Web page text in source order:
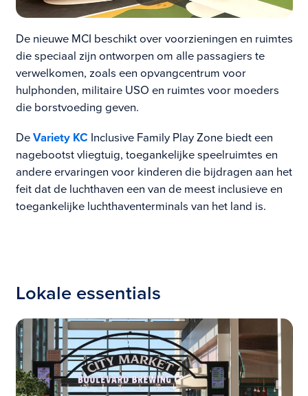
De nieuwe MCI beschikt over voorzieningen en ruimtes
die speciaal zijn ontworpen om alle passagiers te
verwelkomen, zoals een opvangcentrum voor
hulphonden, militaire USO en ruimtes voor moeders
die borstvoeding geven.
DeVariety KC Inclusive Family Play Zone biedt een
nagebootst vliegtuig, toegankelijke speelruimtes en
andere ervaringen voor kinderen die bijdragen aan het
feit dat de luchthaven een van de meest inclusieve en
toegankelijke luchthaventerminals van het land is.
Lokale essentials